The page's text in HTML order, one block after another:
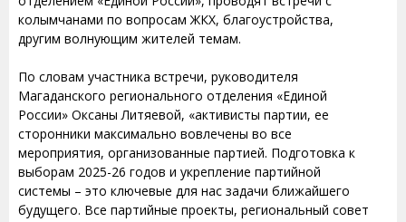
колымчанами по вопросам ЖКХ, благоустройства,
другим волнующим жителей темам.
По словам участника встречи, руководителя
Магаданского регионального отделения «Единой
России» Оксаны Литяевой, «активисты партии, ее
сторонники максимально вовлечены во все
мероприятия, организованные партией. Подготовка к
выборам 2025-26 годов и укрепление партийной
системы – это ключевые для нас задачи ближайшего
будущего. Все партийные проекты, региональный совет